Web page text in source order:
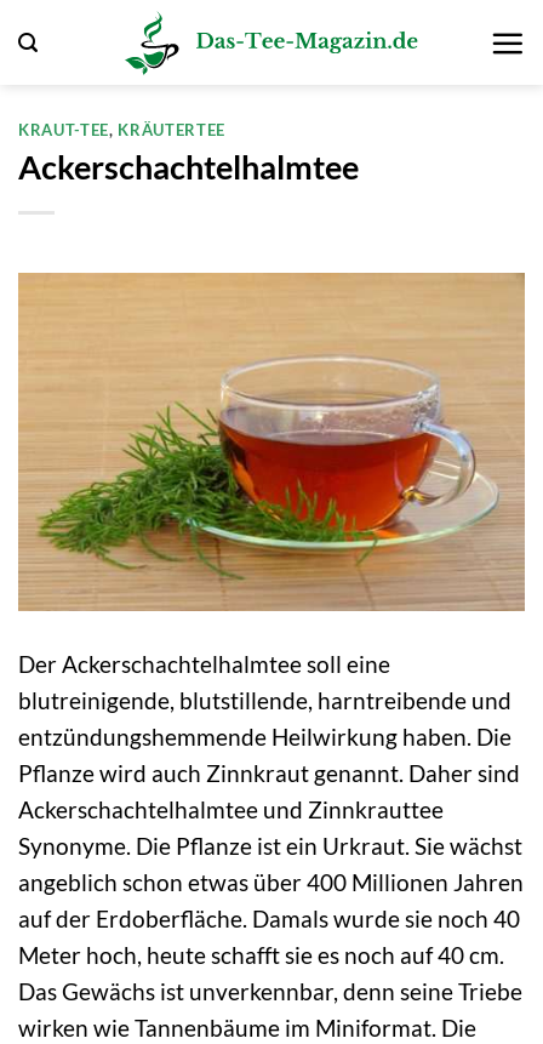
Inhalt
KRAUT-TEE, KRÄUTERTEE
Ackerschachtelhalmtee
Der Ackerschachtelhalmtee soll eine
blutreinigende, blutstillende, harntreibende und
entzündungshemmende Heilwirkung haben. Die
Pflanze wird auch Zinnkraut genannt. Daher sind
Ackerschachtelhalmtee und Zinnkrauttee
Synonyme. Die Pflanze ist ein Urkraut. Sie wächst
angeblich schon etwas über 400 Millionen Jahren
auf der Erdoberfläche. Damals wurde sie noch 40
Meter hoch, heute schafft sie es noch auf 40 cm.
Das Gewächs ist unverkennbar, denn seine Triebe
wirken wie Tannenbäume im Miniformat. Die